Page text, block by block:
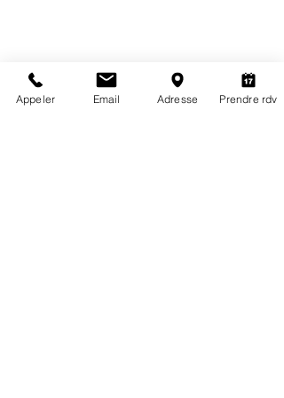
Appeler Email Adresse Prendre rdv